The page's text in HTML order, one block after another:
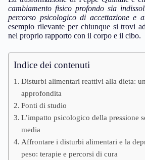
cambiamento fisico profondo sia
percorso psicologico di accettazione e
esempio rilevante per chiunque si trovi
nel proprio rapporto con il corpo e il cibo.
Indice dei contenuti
Disturbi alimentari reattivi alla dieta:
approfondita
Fonti di studio
L’impatto psicologico della pressione
media
Affrontare i disturbi alimentari e la
peso: terapie e percorsi di cura